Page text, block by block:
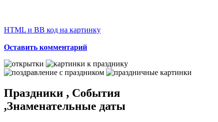
HTML и BB код на картинку
Оставить комментарий
Праздники , События
,Знаменательные даты